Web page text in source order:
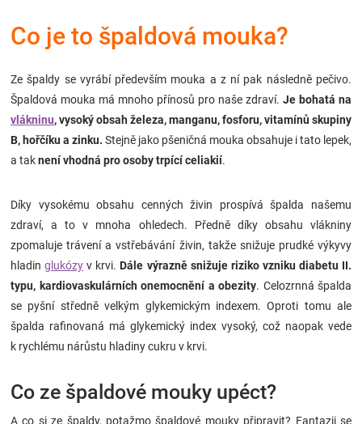
Značky
Blog
Hračkářství
Přihlášení
Co je to špaldová mouka?
Ze špaldy se vyrábí především mouka a z ní pak následně pečivo.
Špaldová mouka má mnoho přínosů pro naše zdraví. Je bohatá na
vlákninu, vysoký obsah železa, manganu, fosforu, vitamínů skupiny
B, hořčíku a zinku. Stejně jako pšeničná mouka obsahuje i tato lepek,
a taknení vhodná pro osoby trpící celiakií.
Díky vysokému obsahu cenných živin prospívá špalda našemu
zdraví, a to v mnoha ohledech. Předně díky obsahu vlákniny
zpomaluje trávení a vstřebávání živin, takže snižuje prudké výkyvy
hladinglukózy v krvi.Dále výrazně snižuje riziko vzniku diabetu II.
typu, kardiovaskulárních onemocnění a obezity. Celozrnná špalda
se pyšní středně velkým glykemickým indexem. Oproti tomu ale
špalda rafinovaná má glykemický index vysoký, což naopak vede
k rychlému nárůstu hladiny cukru v krvi.
Co ze špaldové mouky upéct?
A co si ze špaldy, potažmo špaldové mouky připravit? Fantazii se